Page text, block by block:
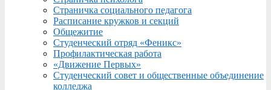
Страничка социального педагога
Расписание кружков и секций
Общежитие
Студенческий отряд «Феникс»
Профилактическая работа
«Движение Первых»
Студенческий совет и общественные объединение
колледжа